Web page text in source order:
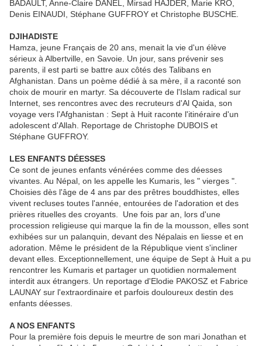
BADAULT, Anne-Claire DANEL, Mirsad HAJDER, Marie KRO,
Denis EINAUDI, Stéphane GUFFROY et Christophe BUSCHE.
DJIHADISTE
Hamza, jeune Français de 20 ans, menait la vie d'un élève
sérieux à Albertville, en Savoie. Un jour, sans prévenir ses
parents, il est parti se battre aux côtés des Talibans en
Afghanistan. Dans un poème dédié à sa mère, il a raconté son
choix de mourir en martyr. Sa découverte de l'Islam radical sur
Internet, ses rencontres avec des recruteurs d'Al Qaida, son
voyage vers l'Afghanistan : Sept à Huit raconte l'itinéraire d'un
adolescent d'Allah. Reportage de Christophe DUBOIS et
Stéphane GUFFROY.
LES ENFANTS DÉESSES
Ce sont de jeunes enfants vénérées comme des déesses
vivantes. Au Népal, on les appelle les Kumaris, les " vierges ".
Choisies dès l'âge de 4 ans par des prêtres bouddhistes, elles
vivent recluses toutes l'année, entourées de l'adoration et des
prières rituelles des croyants. Une fois par an, lors d'une
procession religieuse qui marque la fin de la mousson, elles sont
exhibées sur un palanquin, devant des Népalais en liesse et en
adoration. Même le président de la République vient s'incliner
devant elles. Exceptionnellement, une équipe de Sept à Huit a pu
rencontrer les Kumaris et partager un quotidien normalement
interdit aux étrangers. Un reportage d'Elodie PAKOSZ et Fabrice
LAUNAY sur l'extraordinaire et parfois douloureux destin des
enfants déesses.
A NOS ENFANTS
Pour la première fois depuis le meurtre de son mari Jonathan et